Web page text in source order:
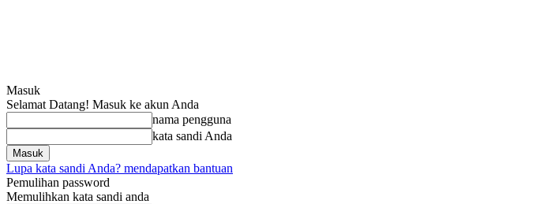
Masuk
Selamat Datang! Masuk ke akun Anda
nama pengguna
kata sandi Anda
Lupa kata sandi Anda? mendapatkan bantuan
Pemulihan password
Memulihkan kata sandi anda